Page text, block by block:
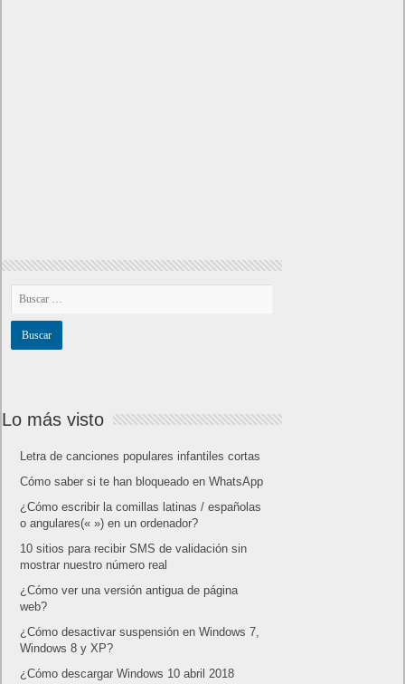
Lo más visto
Letra de canciones populares infantiles cortas
Cómo saber si te han bloqueado en WhatsApp
¿Cómo escribir la comillas latinas / españolas
o angulares(« ») en un ordenador?
10 sitios para recibir SMS de validación sin
mostrar nuestro número real
¿Cómo ver una versión antigua de página
web?
¿Cómo desactivar suspensión en Windows 7,
Windows 8 y XP?
¿Cómo descargar Windows 10 abril 2018